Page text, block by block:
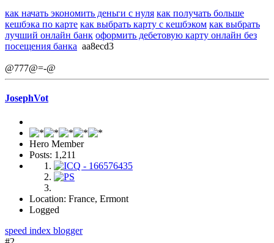
как начать экономить деньги с нуля как получать больше
кешбэка по карте как выбрать карту с кешбэком как выбрать
лучший онлайн банк оформить дебетовую карту онлайн без
посещения банка aa8ecd3
@777@=-@
JosephVot
Hero Member
Posts: 1,211
Location: France, Ermont
Logged
speed index blogger